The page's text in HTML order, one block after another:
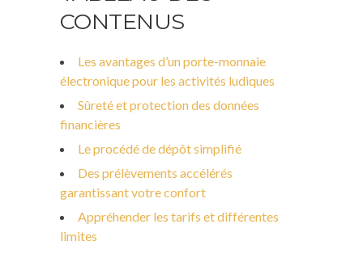
CONTENUS
Les avantages d’un porte-monnaie
électronique pour les activités ludiques
Sûreté et protection des données
financières
Le procédé de dépôt simplifié
Des prélèvements accélérés
garantissant votre confort
Appréhender les tarifs et différentes
limites